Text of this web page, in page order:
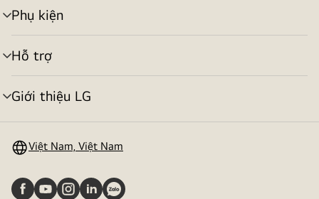
Phụ kiện
bật/tắt
menu
Hỗ trợ
bật/tắt
menu
Giới thiệu LG
bật/tắt
Việt Nam, Việt Nam